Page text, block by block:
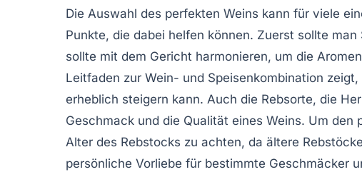
Die Auswahl des perfekten Weins kann für viele
Punkte, die dabei helfen können. Zuerst sollte man
sollte mit dem Gericht harmonieren, um die Aromen
Leitfaden zur Wein- und Speisenkombination zeigt,
erheblich steigern kann. Auch die Rebsorte, die
Geschmack und die Qualität eines Weins. Um
Alter des Rebstocks zu achten, da ältere
persönliche Vorliebe für bestimmte Geschmäcker